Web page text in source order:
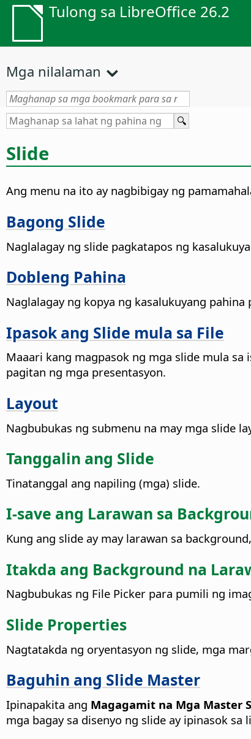
Tulong sa LibreOffice 26.2
Mga nilalaman
Slide
Ang menu na ito ay nagbibigay ng
Bagong Slide
Naglalagay ng slide pagkatapos ng
Dobleng Pahina
Naglalagay ng kopya ng kasalukuyang
Ipasok ang Slide mula sa File
Maaari kang magpasok ng mga slide mula
pagitan ng mga presentasyon.
Layout
Nagbubukas ng submenu na may mga slide
Tanggalin ang Slide
Tinatanggal ang napiling (mga) slide.
I-save ang Larawan sa
Kung ang slide ay may larawan sa
Itakda ang Background na
Nagbubukas ng File Picker para pumili ng
Slide Properties
Nagtatakda ng oryentasyon ng slide, mga
Baguhin ang Slide Master
Ipinapakita ang Magagamit na Mga Master
mga bagay sa disenyo ng slide ay ipinasok